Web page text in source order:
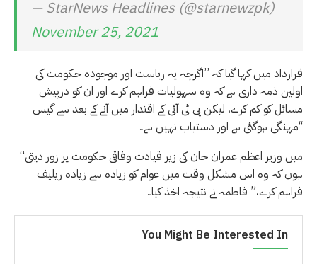
— StarNews Headlines (@starnewzpk)
November 25, 2021
قرارداد میں کہا گیا کہ ’’اگرچہ یہ ریاست اور موجودہ حکومت کی
اولین ذمہ داری ہے کہ وہ سہولیات فراہم کرے اور ان کو درپیش
مسائل کو کم کرے، لیکن پی ٹی آئی کے اقتدار میں آنے کے بعد سے گیس
مہنگی ہوگئی ہے اور دستیاب نہیں ہے۔‘‘
“میں وزیر اعظم عمران خان کی زیر قیادت وفاقی حکومت پر زور دیتی
ہوں کہ وہ اس مشکل وقت میں عوام کو زیادہ سے زیادہ ریلیف
فراہم کرے،” فاطمہ نے نتیجہ اخذ کیا۔
You Might Be Interested In